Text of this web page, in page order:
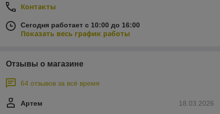
Контакты
Сегодня работает с 10:00 до 16:00
Показать весь график работы
Отзывы о магазине
64 отзывов за всё время
18.03.2026
Артем